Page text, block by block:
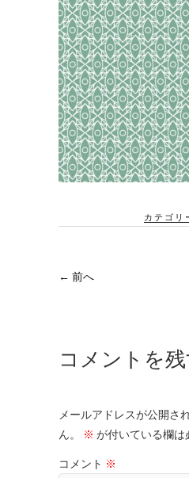
カテゴリ
← 前へ
コメントを
メールアドレスが公開さ
ん。
※ が付いている欄は
コメント ※